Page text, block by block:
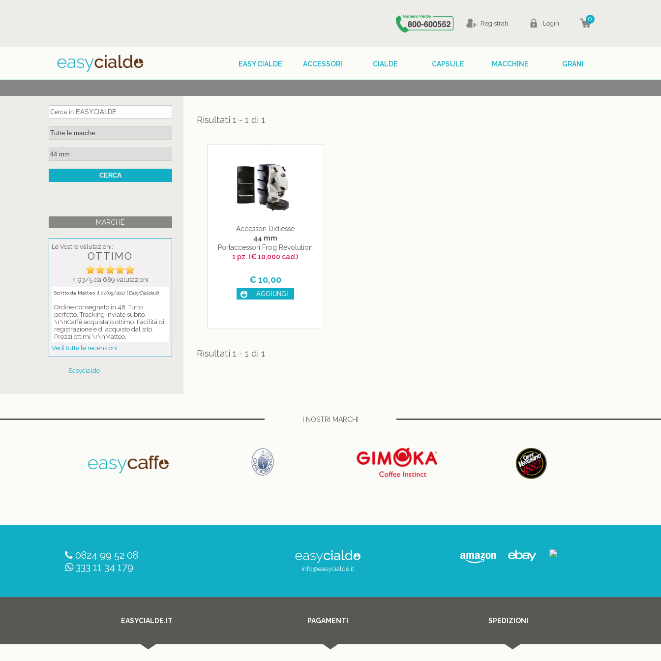
0
Login
Registrati
GRANI
MACCHINE
CAPSULE
CIALDE
ACCESSORI
EASY CIALDE
MARCHE
Le Vostre valutazioni:
OTTIMO
4,93/5 da 689 valutazioni
Scritto da Matteo il 07/09/2017 (EasyCialde.it)
Ordine consegnato in 48. Tutto
perfetto. Tracking inviato subito.
\r\nCaffè acquistato ottimo. Facilità di
registrazione e di acquisto dal sito.
Prezzi ottimi.\r\nMatteo.
Vedi tutte le recensioni
Easycialde
Risultati 1 - 1 di 1
Accessori Didiesse
44 mm
Portaccessori Frog Revolution
1 pz. (€ 10,000 cad.)
€ 10,00
Risultati 1 - 1 di 1
I NOSTRI MARCHI
0824 99 52 08
333 11 34 179
info@easycialde.it
EASYCIALDE.IT PAGAMENTI SPEDIZIONI